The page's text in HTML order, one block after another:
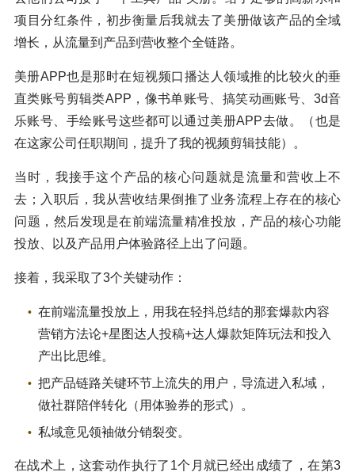
项目分红条件，初步衡量后我就去了美册做该产品的全域
增长，从流量到产品到营收整个全链路。
美册APP也是那时在短视频口播达人领域推的比较火的垂
直类账号剪辑类APP，像书单账号、搞笑动画账号、3d音
乐账号、手绘账号这些都可以通过美册APP去做。（也是
在这家公司任职期间，提升了我的视频剪辑技能）。
当时，我接手这个产品的核心问题就是流量和营收上不
去；入职后，我从营收结果倒推了业务流程上存在的核心
问题，然后发现是在前端流量精准投放，产品的核心功能
投放、以及产品用户体验路径上出了问题。
接着，我采取了3个关键动作：
在前端流量投放上，用我在轻抖总结的那套爆款内容
营销方法论+星图达人投稿+达人爆款矩阵玩法和投入
产出比思维。
把产品链路关键环节上流失的用户，导流进入私域，
做社群陪伴转化（用体验券的形式）。
私域意见领袖做分销裂变。
在战术上，这套动作执行了1个月就已经出成绩了，在第3